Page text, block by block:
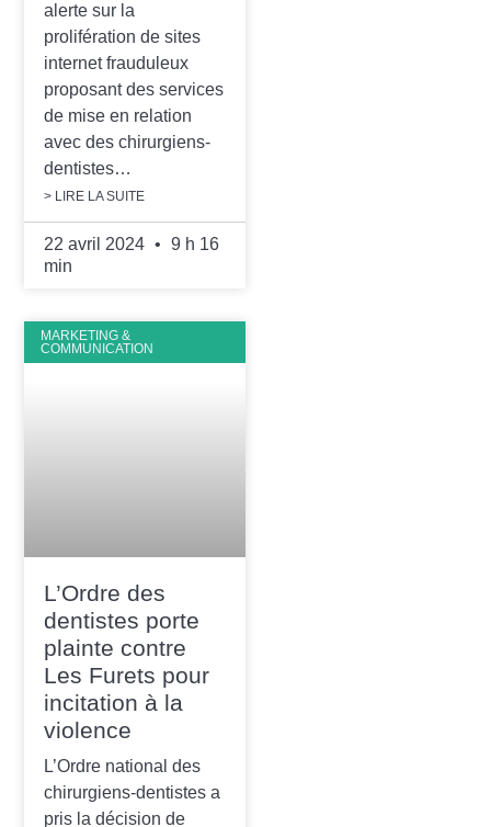
alerte sur la
prolifération de sites
internet frauduleux
proposant des services
de mise en relation
avec des chirurgiens-
dentistes…
> LIRE LA SUITE
22 avril 2024
9 h 16
min
MARKETING &
COMMUNICATION
L’Ordre des
dentistes porte
plainte contre
Les Furets pour
incitation à la
violence
L’Ordre national des
chirurgiens-dentistes a
pris la décision de